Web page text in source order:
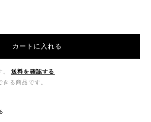
カートに入れる
送料を確認する
る商品です。